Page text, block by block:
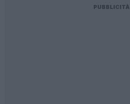
PUBBLICITÀ